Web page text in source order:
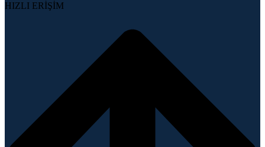
HIZLI ERİŞİM